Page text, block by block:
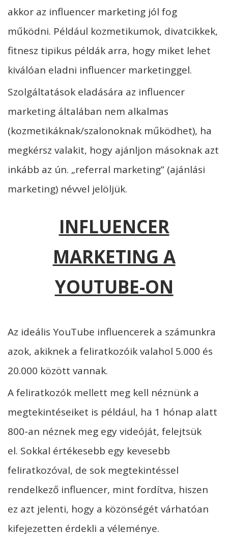
akkor az influencer marketing jól fog
működni. Például kozmetikumok, divatcikkek,
fitnesz tipikus példák arra, hogy miket lehet
kiválóan eladni influencer marketinggel.
Szolgáltatások eladására az influencer
marketing általában nem alkalmas
(kozmetikáknak/szalonoknak működhet), ha
megkérsz valakit, hogy ajánljon másoknak azt
inkább az ún. „referral marketing” (ajánlási
marketing) névvel jelöljük.
INFLUENCER
MARKETING A
YOUTUBE-ON
Az ideális YouTube influencerek a számunkra
azok, akiknek a feliratkozóik valahol 5.000 és
20.000 között vannak.
A feliratkozók mellett meg kell néznünk a
megtekintéseiket is például, ha 1 hónap alatt
800-an néznek meg egy videóját, felejtsük
el. Sokkal értékesebb egy kevesebb
feliratkozóval, de sok megtekintéssel
rendelkező influencer, mint fordítva, hiszen
ez azt jelenti, hogy a közönségét várhatóan
kifejezetten érdekli a véleménye.